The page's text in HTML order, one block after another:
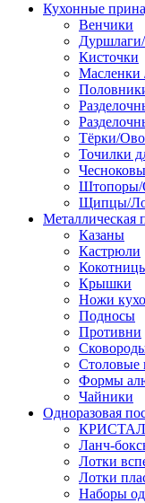
Кухонные
Венчики
Кисточки
Тёрки/
Точилки
Штопоры/
Щипцы/
Металлическая
Казаны
Кастрюли
Крышки
Ножи
Подносы
Противни
Столовые
Формы
Чайники
Одноразовая
Ланч-
Лотки
Лотки
Наборы